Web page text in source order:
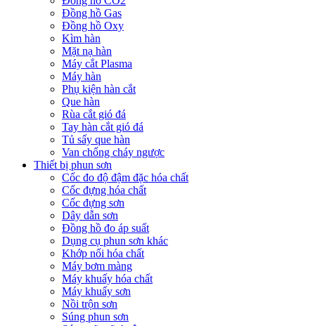
Đồng hồ Gas
Đồng hồ Oxy
Kìm hàn
Mặt nạ hàn
Máy cắt Plasma
Máy hàn
Phụ kiện hàn cắt
Que hàn
Rùa cắt gió đá
Tay hàn cắt gió đá
Tủ sấy que hàn
Van chống cháy ngược
Thiết bị phun sơn
Cốc đo độ đậm đặc hóa chất
Cốc đựng hóa chất
Cốc đựng sơn
Dây dẫn sơn
Đồng hồ đo áp suất
Dụng cụ phun sơn khác
Khớp nối hóa chất
Máy bơm màng
Máy khuấy hóa chất
Máy khuấy sơn
Nồi trộn sơn
Súng phun sơn